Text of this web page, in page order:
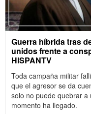
Guerra híbrida tras
unidos frente a
HISPANTV
Toda campaña militar
que el agresor se da
solo no puede quebrar a
momento ha llegado.